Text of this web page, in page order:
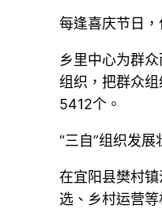
每逢喜庆节日
乡里中心为群
组织，把群众
5412个。
“三自”组织发
在宜阳县樊村
选、乡村运营